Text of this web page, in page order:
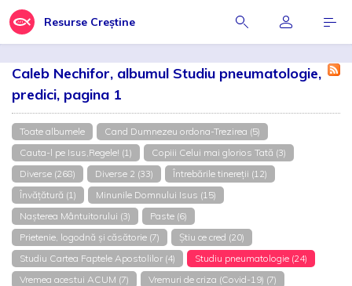
Resurse Creștine
Caleb Nechifor, albumul Studiu pneumatologie,
predici, pagina 1
Toate albumele
Cand Dumnezeu ordona-Trezirea (5)
Cauta-l pe Isus,Regele! (1)
Copiii Celui mai glorios Tată (3)
Diverse (268)
Diverse 2 (33)
Întrebările tinereții (12)
Învățătură (1)
Minunile Domnului Isus (15)
Nașterea Mântuitorului (3)
Paste (6)
Prietenie, logodnă și căsătorie (7)
Știu ce cred (20)
Studiu Cartea Faptele Apostolilor (4)
Studiu pneumatologie (24)
Vremea acestui ACUM (7)
Vremuri de criza (Covid-19) (7)